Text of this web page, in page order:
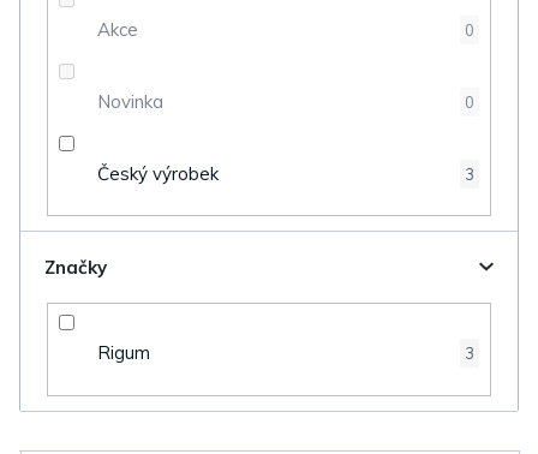
Akce 0
Novinka 0
Český výrobek 3
Značky
Rigum 3